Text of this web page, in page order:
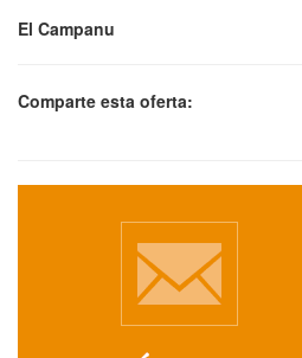
El Campanu
Comparte esta oferta: